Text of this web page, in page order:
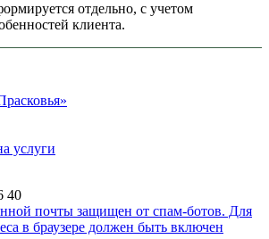
отдельно, с учетом
клиента.
услуги
40
почты защищен от спам-ботов. Для
в браузере должен быть включен